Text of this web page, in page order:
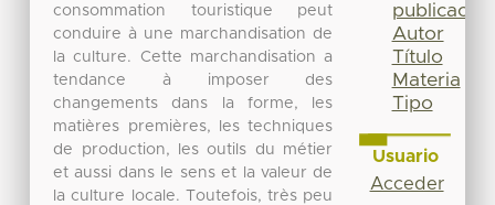
consommation touristique peut
conduire à une marchandisation de
la culture. Cette marchandisation a
tendance à imposer des
changements dans la forme, les
matières premières, les techniques
de production, les outils du métier
et aussi dans le sens et la valeur de
la culture locale. Toutefois, très peu
publicación
Autor
Título
Materia
Tipo
Usuario
Acceder